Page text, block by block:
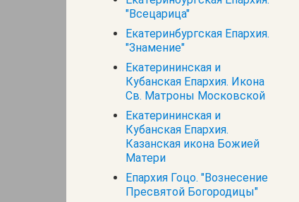
"Всецарица"
Екатеринбургская Епархия.
"Знамение"
Екатерининская и
Кубанская Епархия. Икона
Св. Матроны Московской
Екатерининская и
Кубанская Епархия.
Казанская икона Божией
Матери
Епархия Гоцо. "Вознесение
Пресвятой Богородицы"